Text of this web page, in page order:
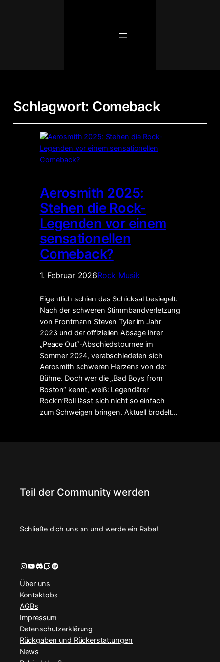
Schlagwort: Comeback
Aerosmith 2025:
Stehen die Rock-
Legenden vor einem
sensationellen
Comeback?
1. Februar 2026Rock Musik
Eigentlich schien das Schicksal besiegelt:
Nach der schweren Stimmbandverletzung
von Frontmann Steven Tyler im Jahr
2023 und der offiziellen Absage ihrer
„Peace Out“-Abschiedstournee im
Sommer 2024, verabschiedeten sich
Aerosmith schweren Herzens von der
Bühne. Doch wer die „Bad Boys from
Boston“ kennt, weiß: Legendärer
Rock’n’Roll lässt sich nicht so einfach
zum Schweigen bringen. Aktuell brodelt…
Teil der Community werden
Schließe dich uns an und werde ein Rabe!
Instagram YouTube Discord Twitch Spotify
Über uns
Kontaktobs
AGBs
Impressum
Datenschutzerklärung
Rückgaben und Rückerstattungen
News